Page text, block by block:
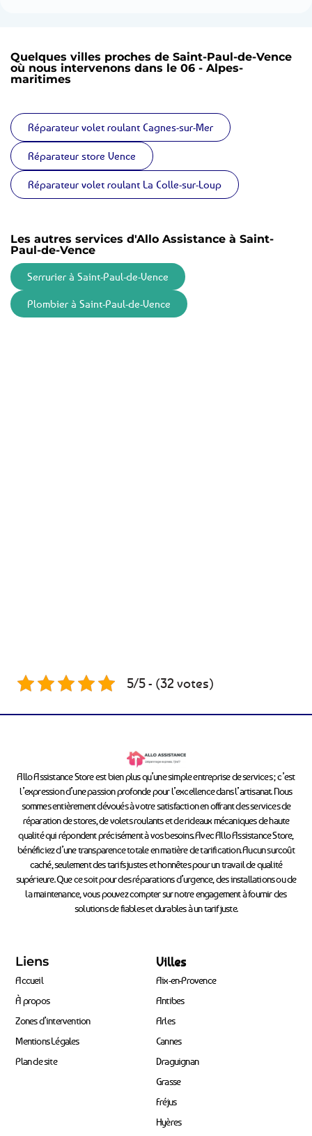
Quelques villes proches de Saint-Paul-de-Vence
où nous intervenons dans le 06 - Alpes-
maritimes
Réparateur volet roulant Cagnes-sur-Mer
Réparateur store Vence
Réparateur volet roulant La Colle-sur-Loup
Les autres services d'Allo Assistance à Saint-
Paul-de-Vence
Serrurier à Saint-Paul-de-Vence
Plombier à Saint-Paul-de-Vence
5/5 - (32 votes)
Allo Assistance Store est bien plus qu’une simple entreprise de services ; c’est
l’expression d’une passion profonde pour l’excellence dans l’artisanat. Nous
sommes entièrement dévoués à votre satisfaction en offrant des services de
réparation de stores, de volets roulants et de rideaux mécaniques de haute
qualité qui répondent précisément à vos besoins. Avec Allo Assistance Store,
bénéficiez d’une transparence totale en matière de tarification. Aucun surcoût
caché, seulement des tarifs justes et honnêtes pour un travail de qualité
supérieure. Que ce soit pour des réparations d’urgence, des installations ou de
la maintenance, vous pouvez compter sur notre engagement à fournir des
solutions de fiables et durables à un tarif juste.
Liens
Accueil
À propos
Zones d’intervention
Mentions Légales
Plan de site
Villes
Aix-en-Provence
Antibes
Arles
Cannes
Draguignan
Grasse
Fréjus
Hyères